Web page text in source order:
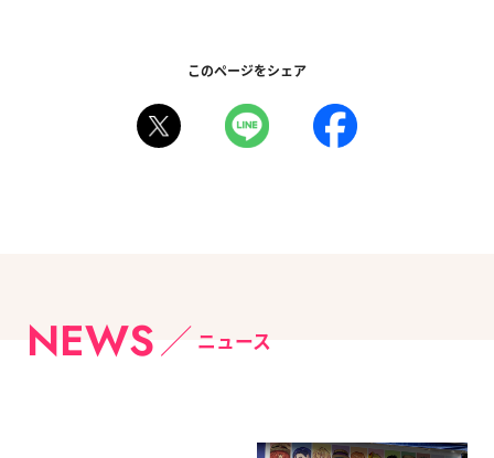
このページをシェア
NEWS ニュース